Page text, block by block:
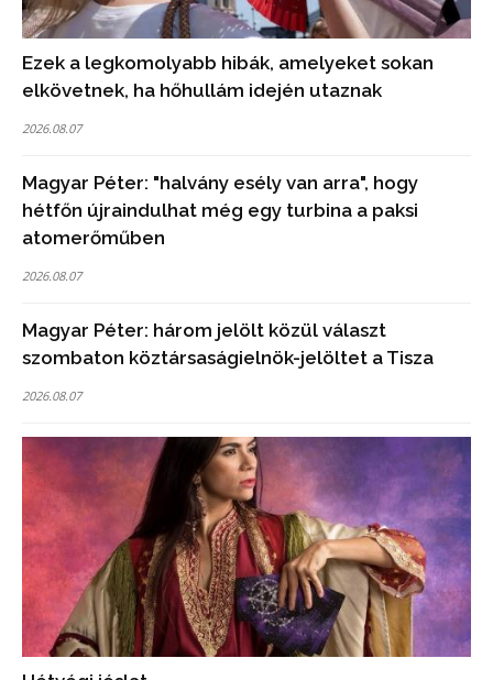
Ezek a legkomolyabb hibák, amelyeket sokan
elkövetnek, ha hőhullám idején utaznak
2026.08.07
Magyar Péter: "halvány esély van arra", hogy
hétfőn újraindulhat még egy turbina a paksi
atomerőműben
2026.08.07
Magyar Péter: három jelölt közül választ
szombaton köztársaságielnök-jelöltet a Tisza
2026.08.07